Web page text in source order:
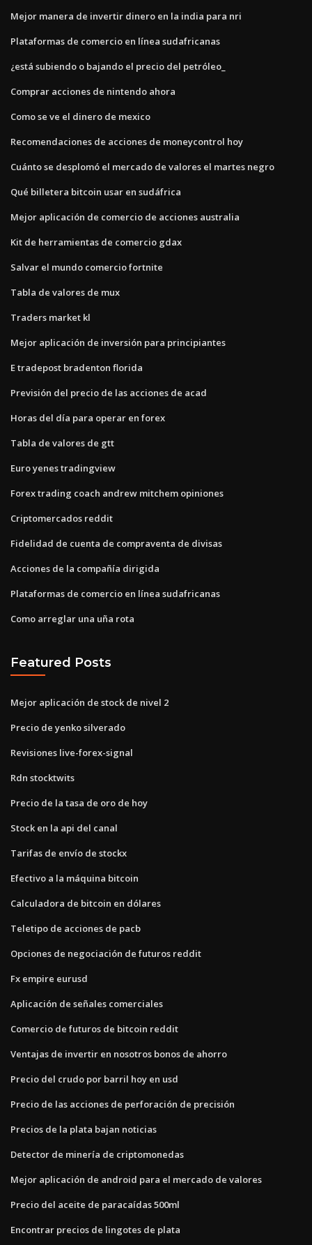
Mejor manera de invertir dinero en la india para nri
Plataformas de comercio en línea sudafricanas
¿está subiendo o bajando el precio del petróleo_
Comprar acciones de nintendo ahora
Como se ve el dinero de mexico
Recomendaciones de acciones de moneycontrol hoy
Cuánto se desplomó el mercado de valores el martes negro
Qué billetera bitcoin usar en sudáfrica
Mejor aplicación de comercio de acciones australia
Kit de herramientas de comercio gdax
Salvar el mundo comercio fortnite
Tabla de valores de mux
Traders market kl
Mejor aplicación de inversión para principiantes
E tradepost bradenton florida
Previsión del precio de las acciones de acad
Horas del día para operar en forex
Tabla de valores de gtt
Euro yenes tradingview
Forex trading coach andrew mitchem opiniones
Criptomercados reddit
Fidelidad de cuenta de compraventa de divisas
Acciones de la compañía dirigida
Plataformas de comercio en línea sudafricanas
Como arreglar una uña rota
Featured Posts
Mejor aplicación de stock de nivel 2
Precio de yenko silverado
Revisiones live-forex-signal
Rdn stocktwits
Precio de la tasa de oro de hoy
Stock en la api del canal
Tarifas de envío de stockx
Efectivo a la máquina bitcoin
Calculadora de bitcoin en dólares
Teletipo de acciones de pacb
Opciones de negociación de futuros reddit
Fx empire eurusd
Aplicación de señales comerciales
Comercio de futuros de bitcoin reddit
Ventajas de invertir en nosotros bonos de ahorro
Precio del crudo por barril hoy en usd
Precio de las acciones de perforación de precisión
Precios de la plata bajan noticias
Detector de minería de criptomonedas
Mejor aplicación de android para el mercado de valores
Precio del aceite de paracaídas 500ml
Encontrar precios de lingotes de plata